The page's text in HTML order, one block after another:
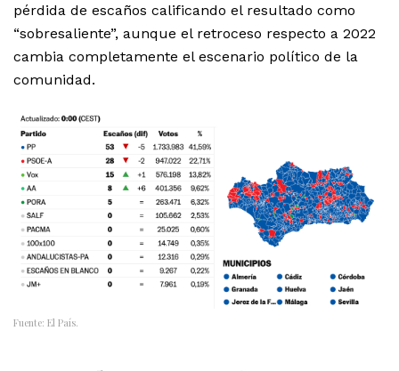
pérdida de escaños calificando el resultado como
“sobresaliente”, aunque el retroceso respecto a 2022
cambia completamente el escenario político de la
comunidad.
Fuente: El País.